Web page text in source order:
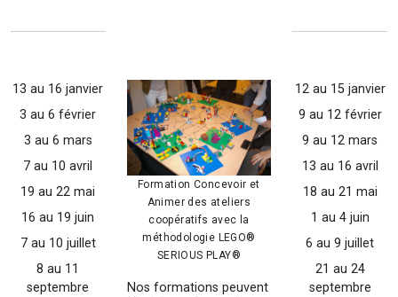
13 au 16 janvier
3 au 6 février
3 au 6 mars
7 au 10 avril
19 au 22 mai
16 au 19 juin
7 au 10 juillet
8 au 11
septembre
Formation Concevoir et
Animer des ateliers
coopératifs avec la
méthodologie LEGO®
SERIOUS PLAY®
Nos formations peuvent
12 au 15 janvier
9 au 12 février
9 au 12 mars
13 au 16 avril
18 au 21 mai
1 au 4 juin
6 au 9 juillet
21 au 24
septembre